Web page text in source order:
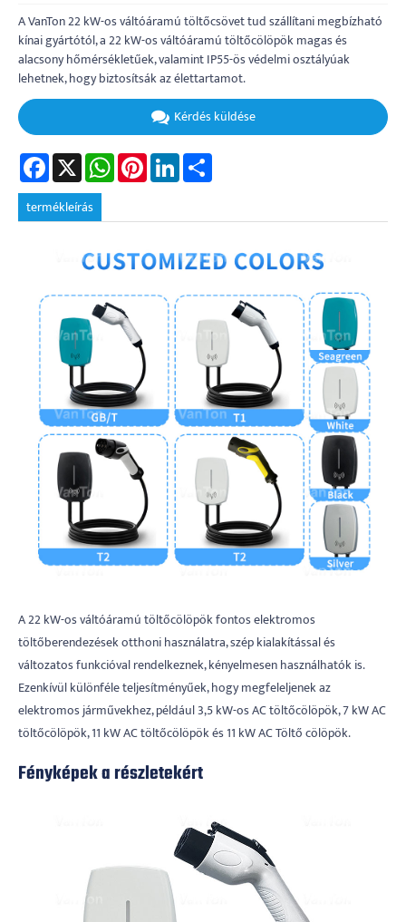
A VanTon 22 kW-os váltóáramú töltőcsövet tud szállítani megbízható
kínai gyártótól, a 22 kW-os váltóáramú töltőcölöpök magas és
alacsony hőmérsékletűek, valamint IP55-ös védelmi osztályúak
lehetnek, hogy biztosítsák az élettartamot.
Kérdés küldése
Facebook
X WhatsAppPinterestLinkedIn
termékleírás
A 22 kW-os váltóáramú töltőcölöpök fontos elektromos
töltőberendezések otthoni használatra, szép kialakítással és
változatos funkcióval rendelkeznek, kényelmesen használhatók is.
Ezenkívül különféle teljesítményűek, hogy megfeleljenek az
elektromos járművekhez, például 3,5 kW-os AC töltőcölöpök, 7 kW AC
töltőcölöpök, 11 kW AC töltőcölöpök és 11 kW AC Töltő cölöpök.
Fényképek a részletekért